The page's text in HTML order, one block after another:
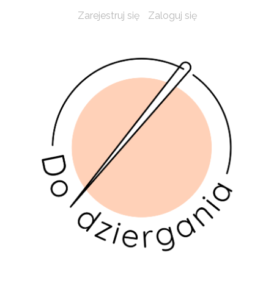
Zarejestruj się Zaloguj się